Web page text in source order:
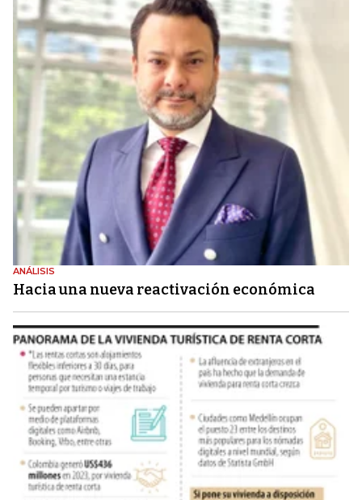
ANÁLISIS
Hacia una nueva reactivación económica